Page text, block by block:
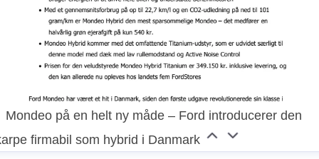
Mondeo på en helt ny måde – Ford introducerer den
firmabil som hybrid i Danmark